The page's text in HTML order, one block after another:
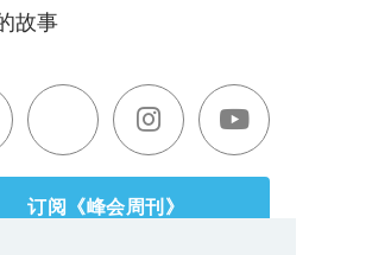
订阅《峰会周刊》
故事